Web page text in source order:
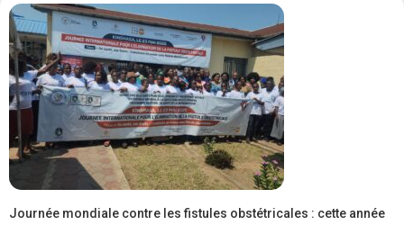
Journée mondiale contre les fistules obstétricales : cette année